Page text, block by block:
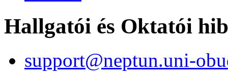
Hallgatói és Oktatói
support@neptun.uni-